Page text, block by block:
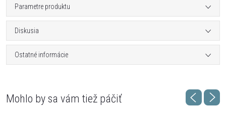
Parametre produktu
Diskusia
Ostatné informácie